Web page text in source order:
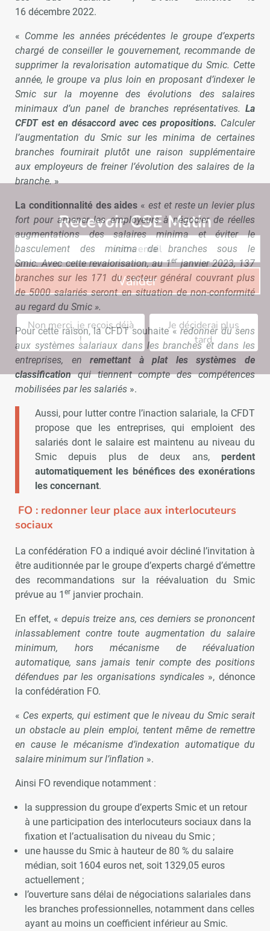
16 décembre 2022.
« Comme les années précédentes le groupe d’experts
chargé de conseiller le gouvernement, recommande de
supprimer la revalorisation automatique du Smic. Cette
année, le groupe va plus loin en proposant d’indexer le
Smic sur la moyenne des évolutions des salaires
minimaux d’un panel de branches représentatives. La
CFDT est en désaccord avec ces propositions. Calculer
l’augmentation du Smic sur les minima de certaines
branches fournirait plutôt une raison supplémentaire
aux employeurs de freiner l’évolution des salaires de la
branche.»
La conditionnalité des aides «est et reste un levier plus
fort pour amener les employeurs à négocier de réelles
augmentations des salaires minima et éviter le
basculement des minima de branches sous le
Smic. Avec cette revalorisation, au 1erjanvier 2023, 137
branches sur les 171 du secteur général couvrant plus
de 5000 salariés seront en situation de non-conformité
au regard du Smic ».
Pour cette raison, la CFDT souhaite «redonner du sens
aux systèmes salariaux dans les branches et dans les
entreprises, enremettant à plat les systèmes de
classificationqui tiennent compte des compétences
mobilisées par les salariés ».
Aussi, pour lutter contre l’inaction salariale, la CFDT
propose que les entreprises, qui emploient des
salariés dont le salaire est maintenu au niveau du
Smic depuis plus de deux ans, perdent
automatiquement les bénéfices des exonérations
les concernant.
FO : redonner leur place aux interlocuteurs
sociaux
La confédération FO a indiqué avoir décliné l’invitation à
être auditionnée par le groupe d’experts chargé d’émettre
des recommandations sur la réévaluation du Smic
prévue au 1 er janvier prochain.
En effet, «depuis treize ans, ces derniers se prononcent
inlassablement contre toute augmentation du salaire
minimum, hors mécanisme de réévaluation
automatique, sans jamais tenir compte des positions
défendues par les organisations syndicales», dénonce
la confédération FO.
« Ces experts, qui estiment que le niveau du Smic serait
un obstacle au plein emploi, tentent même de remettre
en cause le mécanisme d’indexation automatique du
salaire minimum sur l’inflation ».
Ainsi FO revendique notamment :
la suppression du groupe d’experts Smic et un retour
à une participation des interlocuteurs sociaux dans la
fixation et l’actualisation du niveau du Smic ;
une hausse du Smic à hauteur de 80 % du salaire
médian, soit 1604 euros net, soit 1329,05 euros
actuellement ;
l’ouverture sans délai de négociations salariales dans
les branches professionnelles, notamment dans celles
ayant au moins un coefficient inférieur au Smic.
Recevoir CSE MatinAbonnez-
Valider
Non merci, je reçois déjà
!
Je déciderai plus
tard